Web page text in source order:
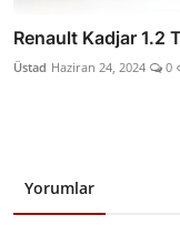
Renault Kadjar 1.2
Üstad Haziran 24, 2024 0
Yorumlar